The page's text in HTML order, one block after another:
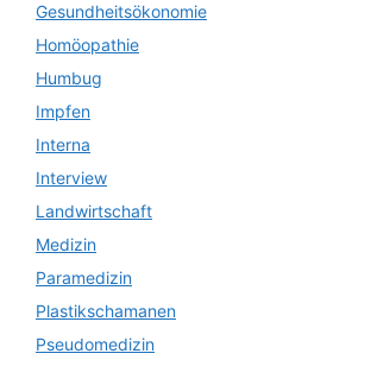
Gesundheitsökonomie
Homöopathie
Humbug
Impfen
Interna
Interview
Landwirtschaft
Medizin
Paramedizin
Plastikschamanen
Pseudomedizin